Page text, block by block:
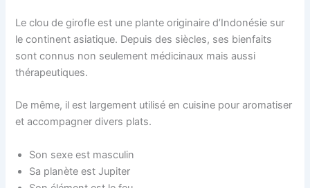
Le clou de girofle est une plante originaire d’Indonésie sur
le continent asiatique. Depuis des siècles, ses bienfaits
sont connus non seulement médicinaux mais aussi
thérapeutiques.
De même, il est largement utilisé en cuisine pour aromatiser
et accompagner divers plats.
Son sexe est masculin
Sa planète est Jupiter